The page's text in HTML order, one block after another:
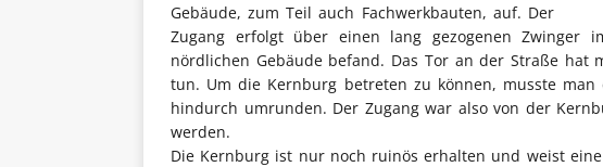
Gebäude, zum Teil auch Fachwerkbauten, auf. Der
Zugang erfolgt über einen lang gezogenen Zwinger
nördlichen Gebäude befand. Das Tor an der Straße
tun. Um die Kernburg betreten zu können, musste
hindurch umrunden. Der Zugang war also von der
werden.
Die Kernburg ist nur noch ruinös erhalten und weist